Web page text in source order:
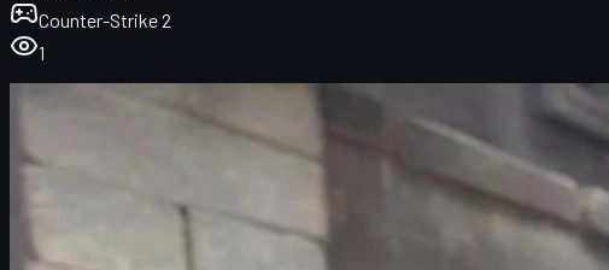
Counter-Strike 2
1
Inleiding: Survival Knife Case Hardened & Blue Gems
Wat is een Blue Gem in CS2?
Beste Survival Knife Case Hardened Blue Gem pattern: 403
Survival Knife Case Hardened Blue Gem Tier 1 patterns
Survival Knife Case Hardened Blue Gem Tier 2 patterns
Survival Knife Case Hardened Blue Gem Tier 3 patterns
Survival Knife Case Hardened Blue Gem Tier 4 patterns
Welke CS2 cases droppen een Survival Knife Case Hardened?